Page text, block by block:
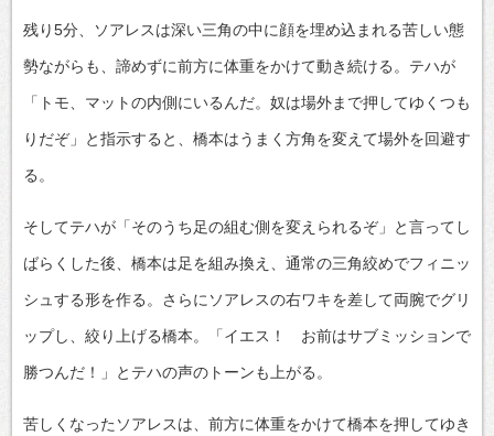
残り5分、ソアレスは深い三角の中に顔を埋め込まれる苦しい態
勢ながらも、諦めずに前方に体重をかけて動き続ける。テハが
「トモ、マットの内側にいるんだ。奴は場外まで押してゆくつも
りだぞ」と指示すると、橋本はうまく方角を変えて場外を回避す
る。
そしてテハが「そのうち足の組む側を変えられるぞ」と言ってし
ばらくした後、橋本は足を組み換え、通常の三角絞めでフィニッ
シュする形を作る。さらにソアレスの右ワキを差して両腕でグリ
ップし、絞り上げる橋本。「イエス！ お前はサブミッションで
勝つんだ！」とテハの声のトーンも上がる。
苦しくなったソアレスは、前方に体重をかけて橋本を押してゆき